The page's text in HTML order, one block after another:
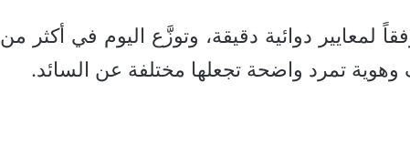
لمعايير دوائية دقيقة، وتوزَّع اليوم في أكثر من